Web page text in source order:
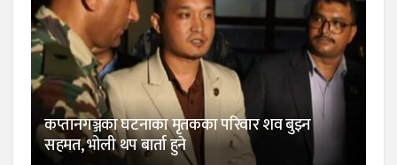
कप्तानगञ्जका घटनाका मृतकका परिवार शव बुझ्न
सहमत, भोली थप बार्ता हुने